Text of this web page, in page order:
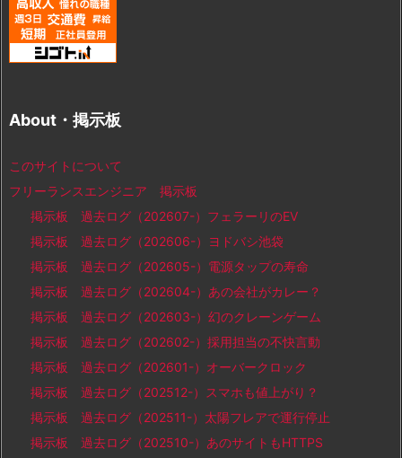
About・掲示板
このサイトについて
フリーランスエンジニア 掲示板
掲示板 過去ログ（202607-）フェラーリのEV
掲示板 過去ログ（202606-）ヨドバシ池袋
掲示板 過去ログ（202605-）電源タップの寿命
掲示板 過去ログ（202604-）あの会社がカレー？
掲示板 過去ログ（202603-）幻のクレーンゲーム
掲示板 過去ログ（202602-）採用担当の不快言動
掲示板 過去ログ（202601-）オーバークロック
掲示板 過去ログ（202512-）スマホも値上がり？
掲示板 過去ログ（202511-）太陽フレアで運行停止
掲示板 過去ログ（202510-）あのサイトもHTTPS